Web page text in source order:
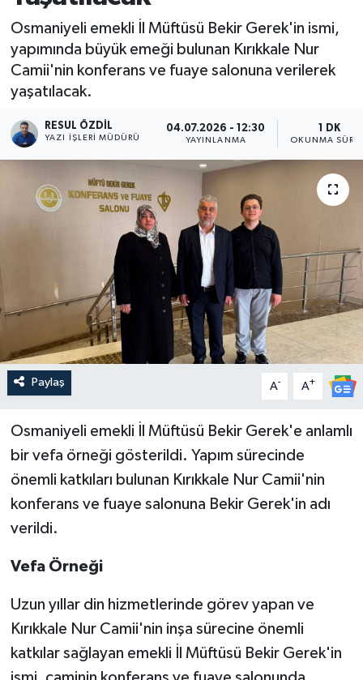
Osmaniyeli emekli İl Müftüsü Bekir Gerek'in ismi,
yapımında büyük emeği bulunan Kırıkkale Nur
Camii'nin konferans ve fuaye salonuna verilerek
yaşatılacak.
RESUL ÖZDIL
YAZI İŞLERI MÜDÜRÜ
04.07.2026 - 12:30
YAYINLANMA
1 DK
OKUNMA
Paylaş A- A+
Osmaniyeli emekli İl Müftüsü Bekir Gerek'e anlamlı
bir vefa örneği gösterildi. Yapım sürecinde
önemli katkıları bulunan Kırıkkale Nur Camii'nin
konferans ve fuaye salonuna Bekir Gerek'in adı
verildi.
Vefa Örneği
Uzun yıllar din hizmetlerinde görev yapan ve
Kırıkkale Nur Camii'nin inşa sürecine önemli
katkılar sağlayan emekli İl Müftüsü Bekir Gerek'in